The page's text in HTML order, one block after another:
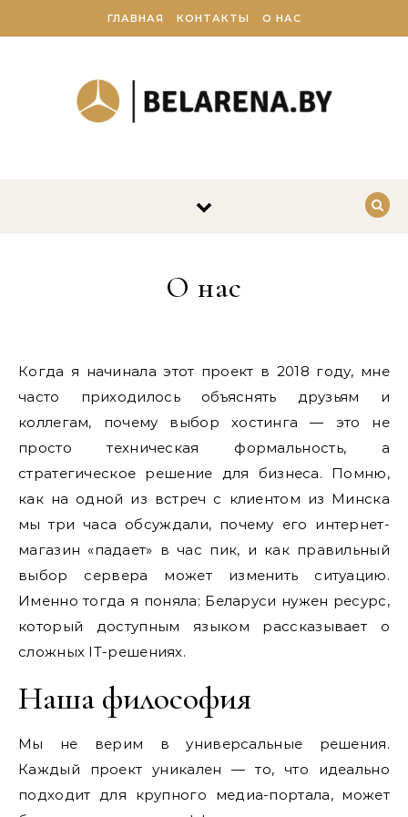
ГЛАВНАЯ КОНТАКТЫ О НАС
О нас
Когда я начинала этот проект в 2018 году, мне
часто приходилось объяснять друзьям и
коллегам, почему выбор хостинга — это не
просто техническая формальность, а
стратегическое решение для бизнеса. Помню,
как на одной из встреч с клиентом из Минска
мы три часа обсуждали, почему его интернет-
магазин «падает» в час пик, и как правильный
выбор сервера может изменить ситуацию.
Именно тогда я поняла: Беларуси нужен ресурс,
который доступным языком рассказывает о
сложных IT-решениях.
Наша философия
Мы не верим в универсальные решения.
Каждый проект уникален — то, что идеально
подходит для крупного медиа-портала, может